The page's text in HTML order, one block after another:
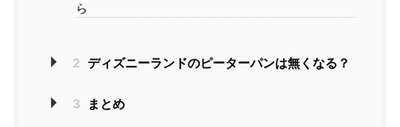
ら
2 ディズニーランドのピーターパンは無くなる？
3 まとめ